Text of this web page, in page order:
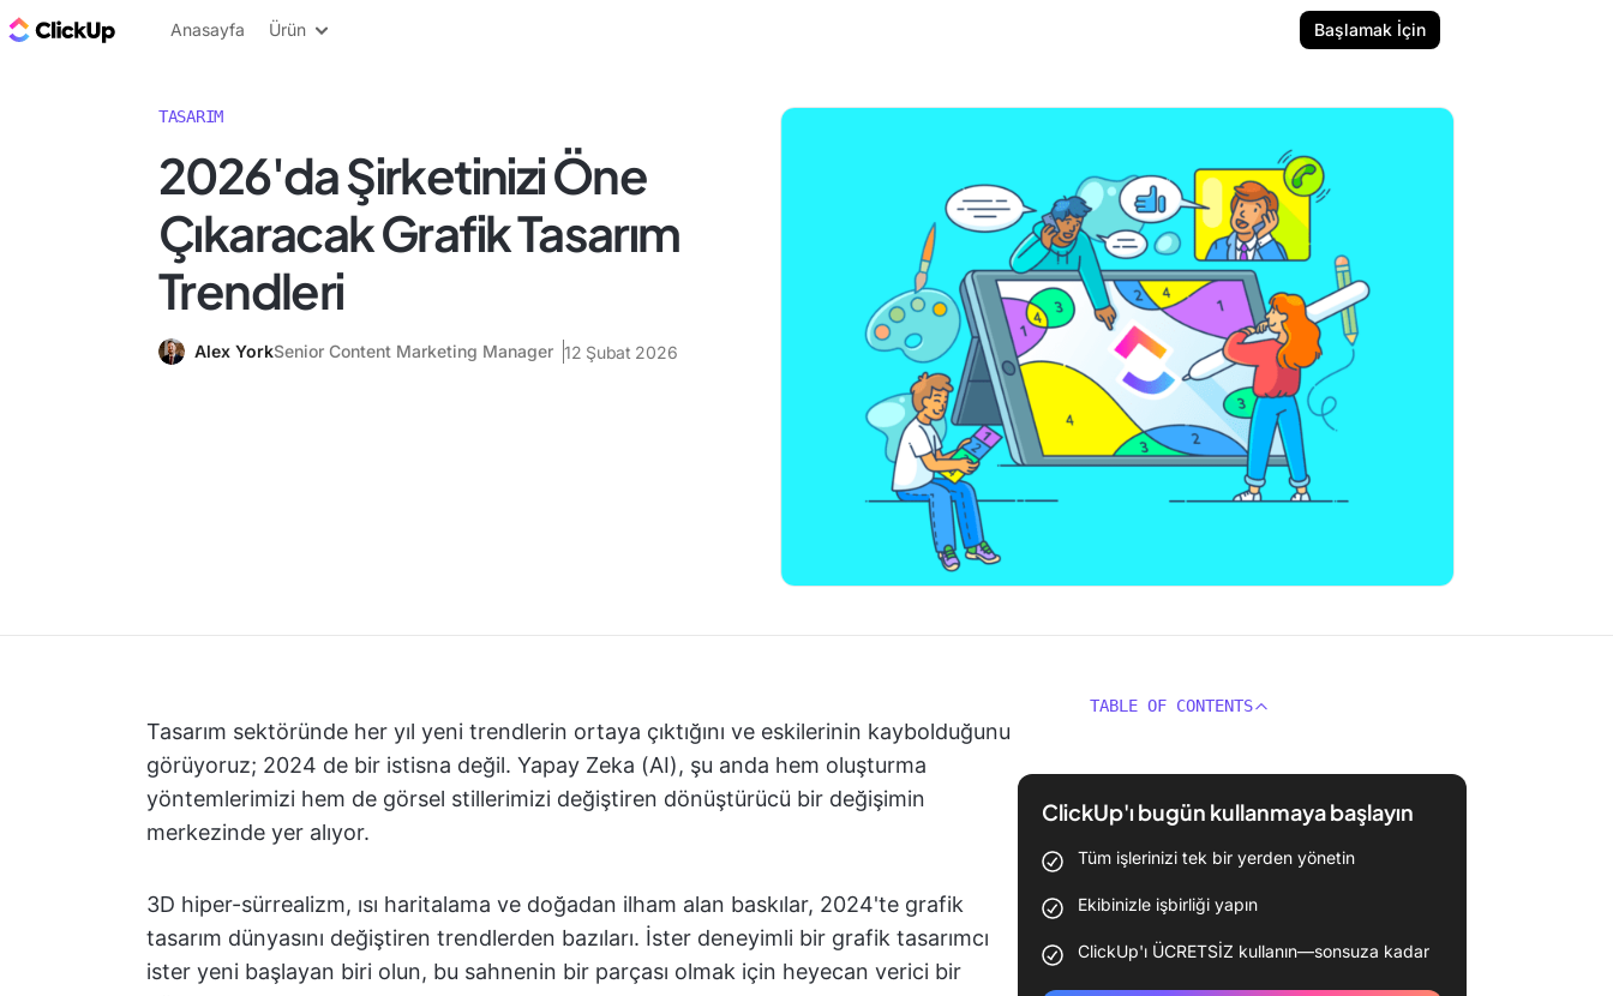
ClickUp Blog
Anasayfa Ürün Başlamak İçin
TASARIM
2026'da Şirketinizi Öne
Çıkaracak Grafik Tasarım
Trendleri
Alex YorkSenior Content Marketing Manager 12 Şubat 2026
Tasarım sektöründe her yıl yeni trendlerin ortaya çıktığını ve eskilerinin kaybolduğunu
görüyoruz; 2024 de bir istisna değil. Yapay Zeka (AI), şu anda hem oluşturma
yöntemlerimizi hem de görsel stillerimizi değiştiren dönüştürücü bir değişimin
merkezinde yer alıyor.
3D hiper-sürrealizm, ısı haritalama ve doğadan ilham alan baskılar, 2024'te grafik
tasarım dünyasını değiştiren trendlerden bazıları. İster deneyimli bir grafik tasarımcı
ister yeni başlayan biri olun, bu sahnenin bir parçası olmak için heyecan verici bir
TABLE OF CONTENTS
ClickUp'ı bugün kullanmaya başlayın
Tüm işlerinizi tek bir yerden yönetin
Ekibinizle işbirliği yapın
ClickUp'ı ÜCRETSİZ kullanın—sonsuza kadar